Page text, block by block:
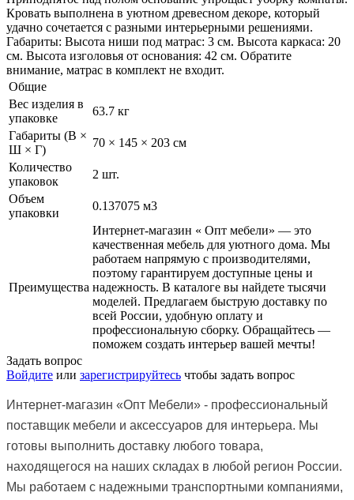
Кровать выполнена в уютном древесном декоре, который
удачно сочетается с разными интерьерными решениями.
Габариты: Высота ниши под матрас: 3 см. Высота каркаса: 20
см. Высота изголовья от основания: 42 см. Обратите
внимание, матрас в комплект не входит.
Общие
Вес изделия в
упаковке
63.7 кг
Габариты (В ×
Ш × Г)
70 × 145 × 203 см
Количество
упаковок
2 шт.
Объем
упаковки
0.137075 м3
Преимущества
Интернет-магазин « Опт мебели» — это
качественная мебель для уютного дома. Мы
работаем напрямую с производителями,
поэтому гарантируем доступные цены и
надежность. В каталоге вы найдете тысячи
моделей. Предлагаем быструю доставку по
всей России, удобную оплату и
профессиональную сборку. Обращайтесь —
поможем создать интерьер вашей мечты!
Задать вопрос
Войдите или зарегистрируйтесь чтобы задать вопрос
Интернет-магазин «Опт Мебели» - профессиональный
поставщик мебели и аксессуаров для интерьера. Мы
готовы выполнить доставку любого товара,
находящегося на наших складах в любой регион России.
Мы работаем с надежными транспортными компаниями,